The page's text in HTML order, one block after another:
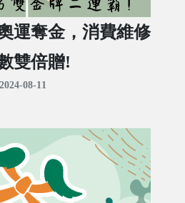
運奪金，消費維修
雙倍贈!
08-11